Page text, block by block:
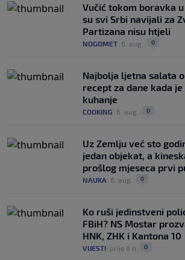
Vučić tokom boravka
su svi Srbi navijali za
Partizana nisu htjeli
NOGOMET 6. aug. 0
Najbolja ljetna salata
recept za dane kada
kuhanje
COOKING 6. aug. 0
Uz Zemlju već sto
jedan objekat, a
prošlog mjeseca prvi
NAUKA 6. aug. 0
Ko ruši jedinstveni
FBiH? NS Mostar
HNK, ZHK i Kantona 10
VIJESTI prije 8 h 0